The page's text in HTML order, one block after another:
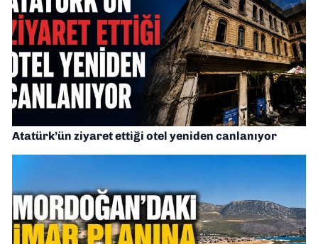
Atatürk’ün ziyaret ettiği otel yeniden canlanıyor